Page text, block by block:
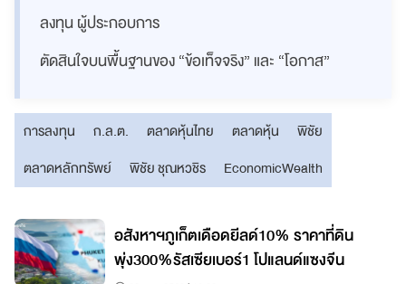
ลงทุน ผู้ประกอบการ
ตัดสินใจบนพื้นฐานของ “ข้อเท็จจริง” และ “โอกาส”
การลงทุน ก.ล.ต. ตลาดหุ้นไทย ตลาดหุ้น
พิชัย
ตลาดหลักทรัพย์
พิชัย ชุณหวชิร EconomicWealth
อสังหาฯภูเก็ตเดือดยีลด์10% ราคาที่ดิน
พุ่ง300%รัสเซียเบอร์1 โปแลนด์แซงจีน